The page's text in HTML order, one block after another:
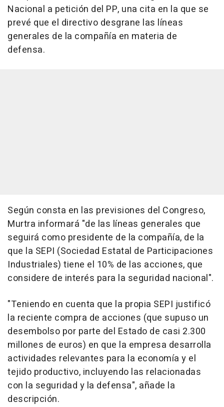
Nacional a petición del PP, una cita en la que se
prevé que el directivo desgrane las líneas
generales de la compañía en materia de
defensa.
Según consta en las previsiones del Congreso,
Murtra informará "de las líneas generales que
seguirá como presidente de la compañía, de la
que la SEPI (Sociedad Estatal de Participaciones
Industriales) tiene el 10% de las acciones, que
considere de interés para la seguridad nacional".
"Teniendo en cuenta que la propia SEPI justificó
la reciente compra de acciones (que supuso un
desembolso por parte del Estado de casi 2.300
millones de euros) en que la empresa desarrolla
actividades relevantes para la economía y el
tejido productivo, incluyendo las relacionadas
con la seguridad y la defensa", añade la
descripción.